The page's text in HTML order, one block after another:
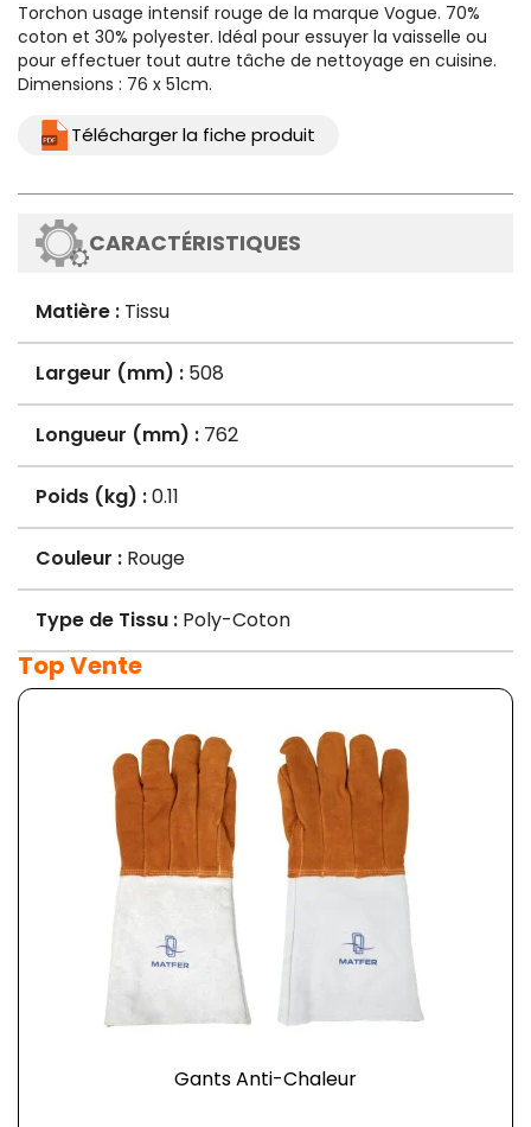
Torchon usage intensif rouge de la marque Vogue. 70%
coton et 30% polyester. Idéal pour essuyer la vaisselle ou
pour effectuer tout autre tâche de nettoyage en cuisine.
Dimensions : 76 x 51cm.
Télécharger la fiche produit
CARACTÉRISTIQUES
Matière : Tissu
Largeur (mm) : 508
Longueur (mm) : 762
Poids (kg) :0.11
Couleur : Rouge
Type de Tissu : Poly-Coton
Top Vente
Gants Anti-Chaleur